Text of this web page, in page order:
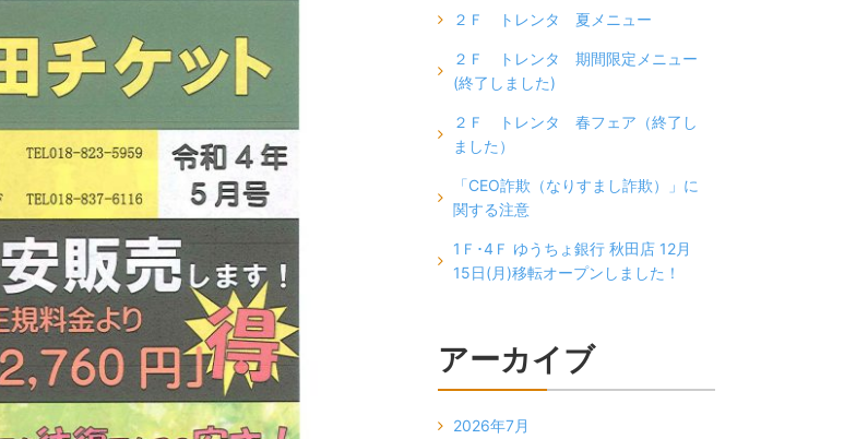
２Ｆ トレンタ 夏メニュー
２Ｆ トレンタ 期間限定メニュー
(終了しました)
２Ｆ トレンタ 春フェア（終了し
ました）
「CEO詐欺（なりすまし詐欺）」に
関する注意
1Ｆ･4Ｆ ゆうちょ銀行 秋田店 12月
15日(月)移転オープンしました！
アーカイブ
2026年7月